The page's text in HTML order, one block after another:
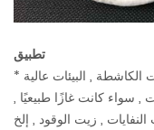
تطبيق
* الأسفلت - البناء الدائم المطلوب للبيئات الكاشطة , البيئات عالية
, سواء كانت غازًا طبيعيًا ,